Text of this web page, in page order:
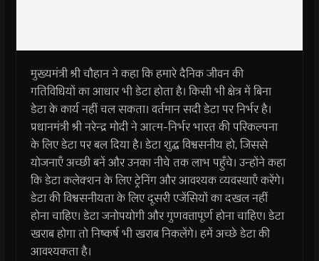
मुख्यमंत्री श्री चौहान ने कहा कि हमारे दैनिक जीवन की
गतिविधियों का आधार भी डेटा होता है। किसी भी क्षेत्र में बिना
डेटा के कार्य नहीं चल सकता। वर्तमान सदी डेटा पर निर्भर है।
प्रधानमंत्री श्री नरेन्द्र मोदी ने आत्म-निर्भर भारत की परिकल्पना
के लिए डेटा पर बल दिया है। डेटा शुद्ध विश्वसनीय हो, जिससे
योजनाएँ अच्छी बनें और उनका नीचे तक लाभ पहुँचे। उन्होंने कहा
कि डेटा कलेक्शन के लिए ट्रेनिंग और आवश्यक व्यवस्थाएँ करेंगे।
डेटा की विश्वसनीयता के लिए दूसरी एजेंसियों का दखल नहीं
होना चाहिए। डेटा जनोपयोगी और गुणवत्तापूर्ण होना चाहिए। डेटा
खराब होगा तो निष्कर्ष भी खराब निकलेंगे। हमें अच्छे डेटा की
आवश्यकता है।